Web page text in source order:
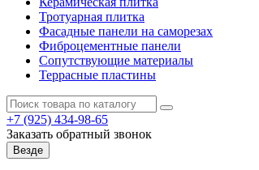
Тротуарная плитка
Фасадные панели на саморезах
Фиброцементные панели
Сопутствующие материалы
Террасные пластины
+7 (925) 434-98-65
Заказать обратный звонок
Везде